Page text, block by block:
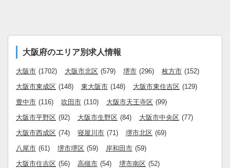
大阪府のエリア別求人情報
大阪市 (1702) 大阪市北区 (579) 堺市 (296) 枚方市 (152)
大阪市東成区 (148) 東大阪市 (148) 大阪市東住吉区 (129)
豊中市 (116) 吹田市 (110) 大阪市天王寺区 (99)
大阪市平野区 (92) 大阪市生野区 (84) 大阪市中央区 (77)
大阪市西成区 (74) 寝屋川市 (71) 堺市北区 (69)
八尾市 (61) 堺市堺区 (59) 岸和田市 (59)
大阪市住吉区 (56) 高槻市 (54) 堺市南区 (52)